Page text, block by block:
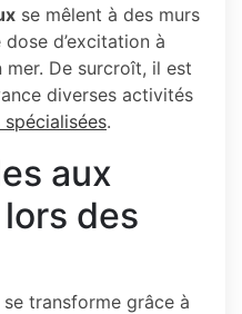
se mêlent à des murs
d’excitation à
mer. De surcroît, il est
diverses activités
.
aux
des
transforme grâce à